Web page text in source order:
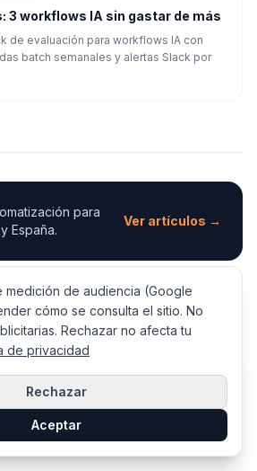
3 workflows IA sin gastar de más
de evaluación para workflows IA con
batch semanales y alertas Slack por
para
España.
Ver artículos →
esto en tu empresa,
Kreante
de low-code e IA para equipos en
una auditoría gratuita para
en adopción de IA?
el test gratis →
medición de audiencia (Google
cómo se consulta el sitio. No
Rechazar no afecta tu
de privacidad
Rechazar
Aceptar